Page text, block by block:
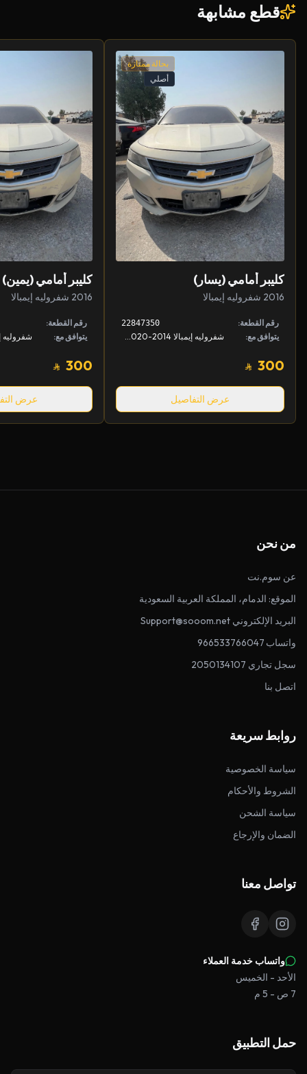
قطع مشابهة
بحالة ممتازة
أصلي
كليبر أمامي (يسار)
2016 شفروليه إيمبالا
رقم القطعة: 22847350
يتوافق مع: شفروليه إيمبالا 2014-2020, كادلك XTS 2013-2019
300
عرض التفاصيل
كليبر أمامي (يمين)
2016 شفروليه إيمبالا
رقم القطعة:
يتوافق مع:
300
عرض
من نحن
عن سوم.نت
الموقع: الدمام، المملكة العربية السعودية
البريد الإلكتروني Support@sooom.net
واتساب 966533766047
سجل تجاري 2050134107
اتصل بنا
روابط سريعة
سياسة الخصوصية
الشروط والأحكام
سياسة الشحن
الضمان والإرجاع
تواصل معنا
واتساب خدمة العملاء
الأحد - الخميس
7 ص - 5 م
حمل التطبيق